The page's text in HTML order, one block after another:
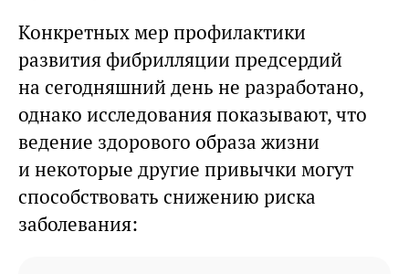
Конкретных мер профилактики
развития фибрилляции предсердий
на сегодняшний день не разработано,
однако исследования показывают, что
ведение здорового образа жизни
и некоторые другие привычки могут
способствовать снижению риска
заболевания: